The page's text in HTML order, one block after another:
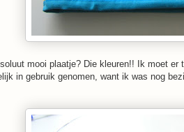
mooi plaatje? Die kleuren!! Ik moet
in gebruik genomen, want ik was nog